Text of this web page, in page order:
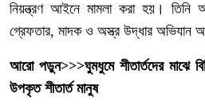
নিয়ন্ত্রণ আইনে মামলা করা হয়।
গ্রেফতার, মাদক ও অস্ত্র উদ্ধার অভিযান
আরো পড়ুন>>>ঘুমধুমে শীতার্তদের মাঝে
উপকৃত শীতার্ত মানুষ